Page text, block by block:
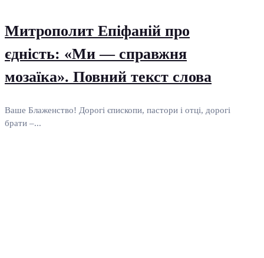
Митрополит Епіфаній про
єдність: «Ми — справжня
мозаїка». Повний текст слова
Ваше Блаженство! Дорогі єпископи, пастори і отці, дорогі
брати –...